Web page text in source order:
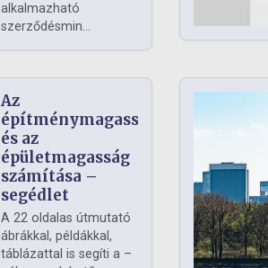
alkalmazható
szerződésmin...
Az
építménymagasság
és az
épületmagasság
számítása –
segédlet
A 22 oldalas útmutató
ábrákkal, példákkal,
táblázattal is segíti a –